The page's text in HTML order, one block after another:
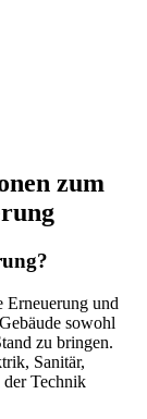
zum
Erneuerung und
sowohl
zu bringen.
Sanitär,
Technik